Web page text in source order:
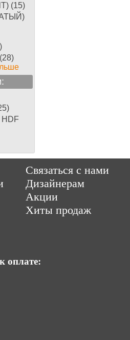
(15)
HDF
Связаться с нами
Дизайнерам
Акции
Хиты продаж
оплате: